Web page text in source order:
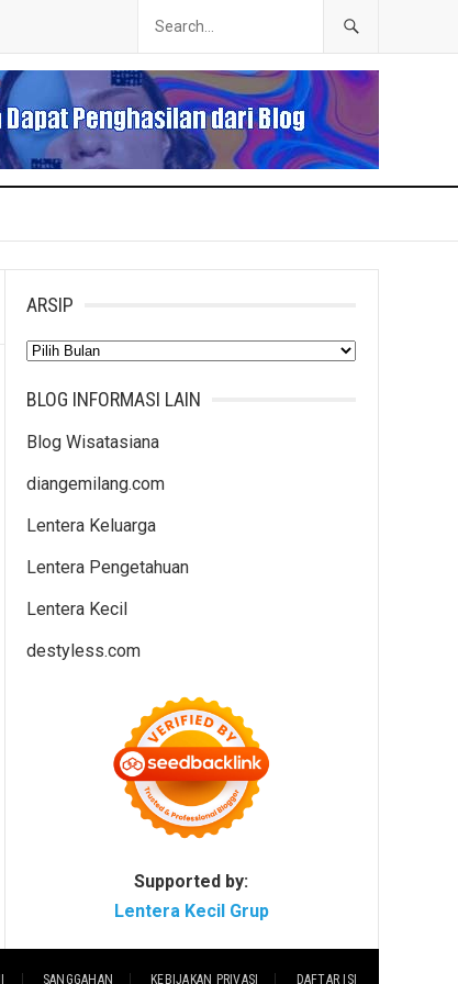
ARSIP
Arsip
BLOG INFORMASI LAIN
Blog Wisatasiana
diangemilang.com
Lentera Keluarga
Lentera Pengetahuan
Lentera Kecil
destyless.com
Supported by:
Lentera Kecil Grup
SANGGAHAN KEBIJAKAN PRIVASI DAFTAR ISI